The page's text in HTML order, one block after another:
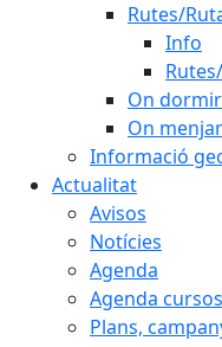
Rutes/
Info
On dormir
On menjar
Informació
Actualitat
Avisos
Notícies
Agenda
Agenda
Plans,